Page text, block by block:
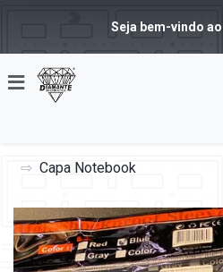
Seja bem-vindo
Capa Notebook